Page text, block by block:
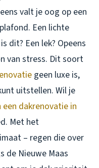
valt je oog op een
Een lichte
dit? Een lek? Opeens
van stress. Dit soort
geen luxe is,
uitstellen. Wil je
dakrenovatie in
Met het
– regen die over
de Nieuwe Maas